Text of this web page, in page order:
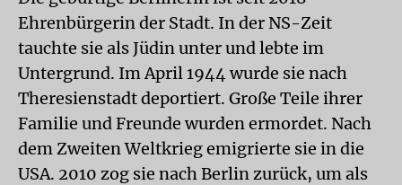
Ehrenbürgerin der Stadt. In der NS-Zeit
tauchte sie als Jüdin unter und lebte im
Untergrund. Im April 1944 wurde sie nach
Theresienstadt deportiert. Große Teile ihrer
Familie und Freunde wurden ermordet. Nach
dem Zweiten Weltkrieg emigrierte sie in die
USA. 2010 zog sie nach Berlin zurück, um als